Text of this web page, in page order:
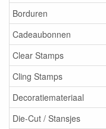
Borduren
Cadeaubonnen
Clear Stamps
Cling Stamps
Decoratiemateriaal
Die-Cut / Stansjes